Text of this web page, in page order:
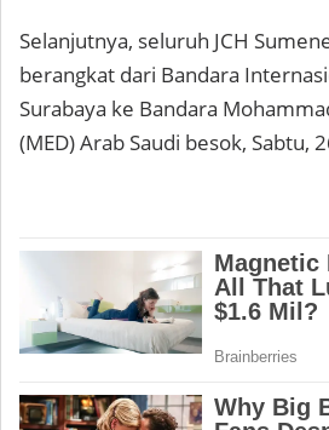
Selanjutnya, seluruh JCH
berangkat dari Bandara
Surabaya ke Bandara
(MED) Arab Saudi besok, Sabtu,